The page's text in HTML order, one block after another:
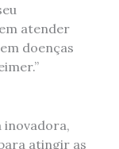
atender
doenças
inovadora,
atingir as